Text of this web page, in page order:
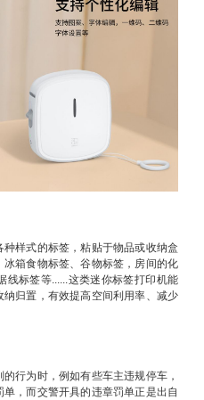
样式的标签，粘贴于物品或收纳盒
箱食物标签、谷物标签，房间的化
线标签等......这类迷你标签打印机能
归置，有效提高空间利用率、减少
行为时，例如有些车主违规停车，
，而交警开具的违章罚单正是出自